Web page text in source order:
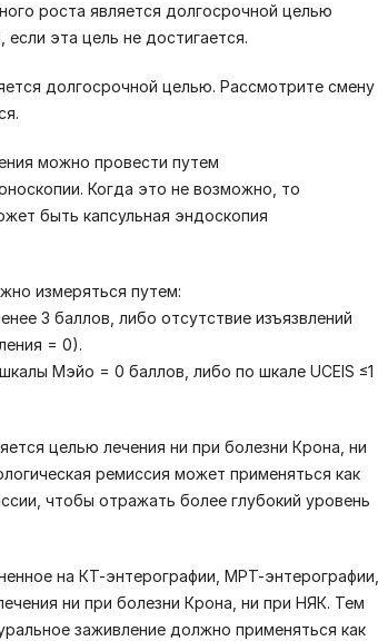
роста является долгосрочной целью
эта цель не достигается.
долгосрочной целью. Рассмотрите смену
можно провести путем
Когда это не возможно, то
быть капсульная эндоскопия
измеряться путем:
3 баллов, либо отсутствие изъязвлений
= 0).
Мэйо = 0 баллов, либо по шкале UCEIS ≤1
целью лечения ни при болезни Крона, ни
ремиссия может применяться как
чтобы отражать более глубокий уровень
на КТ-энтерографии, МРТ-энтерографии,
ни при болезни Крона, ни при НЯК. Тем
заживление должно применяться как